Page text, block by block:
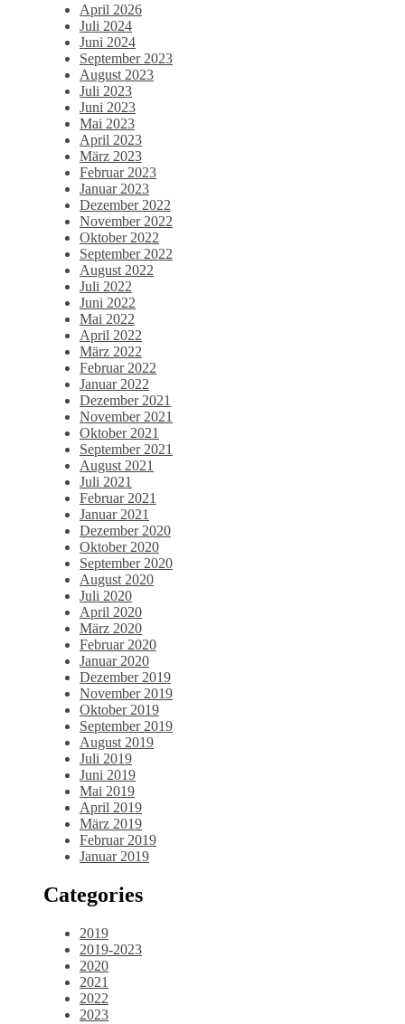
April 2026
Juli 2024
Juni 2024
September 2023
August 2023
Juli 2023
Juni 2023
Mai 2023
April 2023
März 2023
Februar 2023
Januar 2023
Dezember 2022
November 2022
Oktober 2022
September 2022
August 2022
Juli 2022
Juni 2022
Mai 2022
April 2022
März 2022
Februar 2022
Januar 2022
Dezember 2021
November 2021
Oktober 2021
September 2021
August 2021
Juli 2021
Februar 2021
Januar 2021
Dezember 2020
Oktober 2020
September 2020
August 2020
Juli 2020
April 2020
März 2020
Februar 2020
Januar 2020
Dezember 2019
November 2019
Oktober 2019
September 2019
August 2019
Juli 2019
Juni 2019
Mai 2019
April 2019
März 2019
Februar 2019
Januar 2019
Categories
2019
2019-2023
2020
2021
2022
2023